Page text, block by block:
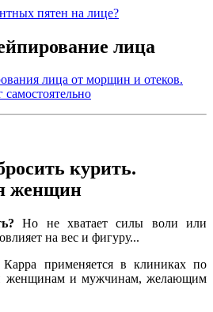
пятен на лице?
лица
лица от морщин и отеков.
курить.
женщин
Но не хватает силы воли или
на вес и фигуру...
применяется в клиниках по
женщинам и мужчинам, желающим